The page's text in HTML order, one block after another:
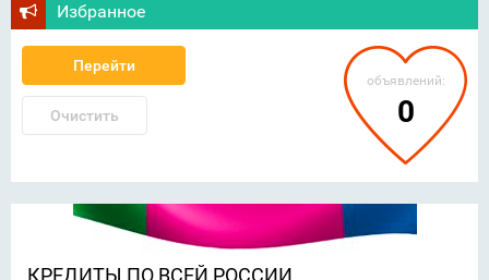
Избранное
Перейти
Очистить
объявлений:
0
КРЕДИТЫ ПО ВСЕЙ РОССИИ